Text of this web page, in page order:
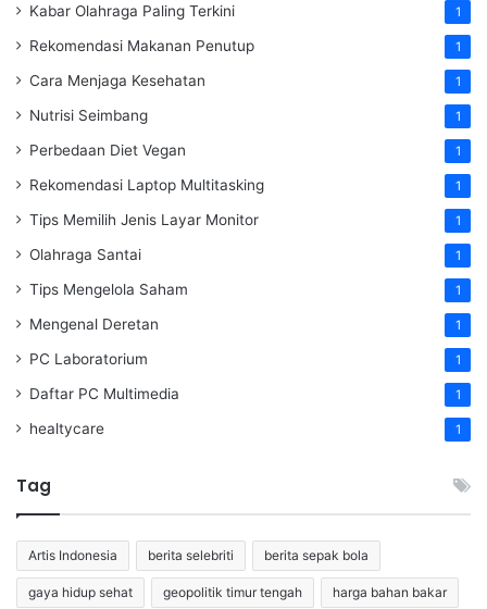
Kabar Olahraga Paling Terkini 1
Rekomendasi Makanan Penutup 1
Cara Menjaga Kesehatan 1
Nutrisi Seimbang 1
Perbedaan Diet Vegan 1
Rekomendasi Laptop Multitasking 1
Tips Memilih Jenis Layar Monitor 1
Olahraga Santai 1
Tips Mengelola Saham 1
Mengenal Deretan 1
PC Laboratorium 1
Daftar PC Multimedia 1
healtycare 1
Tag
Artis Indonesia berita selebriti berita sepak bola
gaya hidup sehat geopolitik timur tengah harga bahan bakar